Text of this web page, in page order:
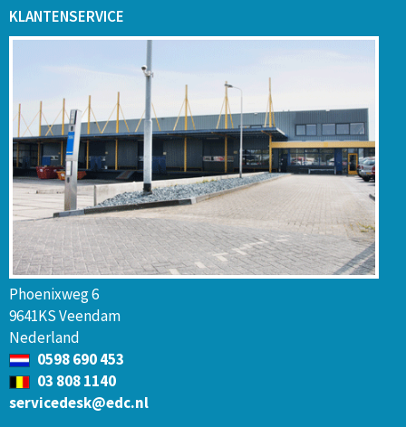
KLANTENSERVICE
Phoenixweg 6
9641KS Veendam
Nederland
0598 690 453
03 808 1140
servicedesk@edc.nl